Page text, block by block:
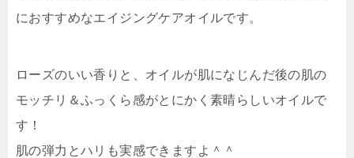
におすすめなエイジングケアオイルです。
ローズのいい香りと、オイルが肌になじんだ後の肌の
モッチリ＆ふっくら感がとにかく素晴らしいオイルで
す！
肌の弾力とハリも実感できますよ＾＾